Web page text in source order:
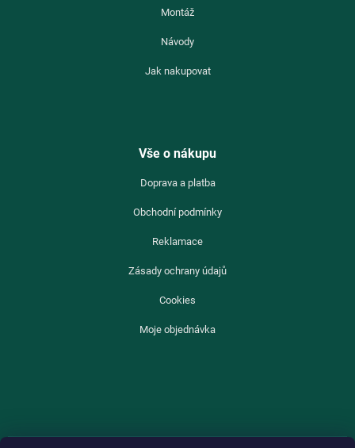
Montáž
Návody
Jak nakupovat
Vše o nákupu
Doprava a platba
Obchodní podmínky
Reklamace
Zásady ochrany údajů
Cookies
Moje objednávka